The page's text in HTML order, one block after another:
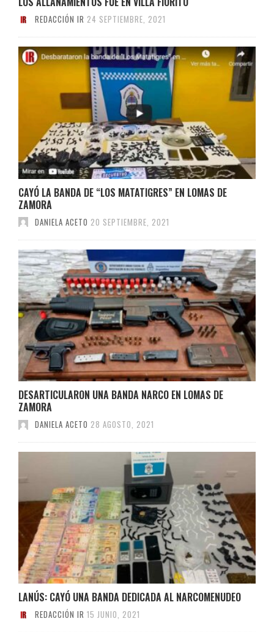
REDACCIÓN IR 24 SEPTIEMBRE, 2021
CAYÓ LA BANDA DE “LOS MATATIGRES” EN LOMAS DE
ZAMORA
DANIELA ACETO 20 SEPTIEMBRE, 2021
DESARTICULARON UNA BANDA NARCO EN LOMAS DE
ZAMORA
DANIELA ACETO 28 AGOSTO, 2021
LANÚS: CAYÓ UNA BANDA DEDICADA AL NARCOMENUDEO
REDACCIÓN IR 15 JUNIO, 2021